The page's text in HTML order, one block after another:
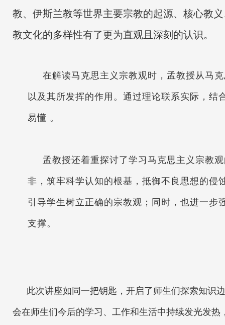
教、伊斯兰教等世界主要宗教的起源、核心教
教文化的多样性有了更为直观且深刻的认识。
在解读马克思主义宗教观时，孟教授从马
以及其所发挥的作用。通过理论联系实际，
易懂 。
孟教授还着重探讨了学习马克思主义宗教
非，筑牢科学认知的根基，抵御不良思想的侵
引导学生树立正确的宗教观；同时，也进一
支撑。
此次讲座如同一把钥匙，开启了师生们探索知识
会在师生们今后的学习、工作和生活中持续发光发